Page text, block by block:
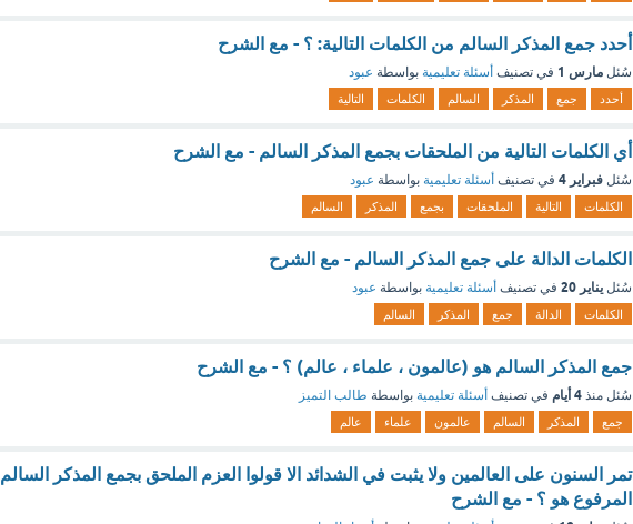
أحدد جمع المذكر السالم من الكلمات التالية: ؟ - مع الشرح
سُئل مارس 1 في تصنيف أسئلة تعليمية بواسطة عبود
أحدد جمع المذكر السالم الكلمات التالية
أي الكلمات التالية من الملحقات بجمع المذكر السالم - مع الشرح
سُئل فبراير 4 في تصنيف أسئلة تعليمية بواسطة عبود
الكلمات التالية الملحقات بجمع المذكر السالم
الكلمات الدالة على جمع المذكر السالم - مع الشرح
سُئل يناير 20 في تصنيف أسئلة تعليمية بواسطة عبود
الكلمات الدالة جمع المذكر السالم
جمع المذكر السالم هو (عالمون ، علماء ، عالم) ؟ - مع الشرح
سُئل منذ 4 أيام في تصنيف أسئلة تعليمية بواسطة طالب التميز
جمع المذكر السالم عالمون علماء عالم
تمر السنون على العالمين ولا يثبت في الشدائد الا قولوا العزم الملحق بجمع المذكر السالم
المرفوع هو ؟ - مع الشرح